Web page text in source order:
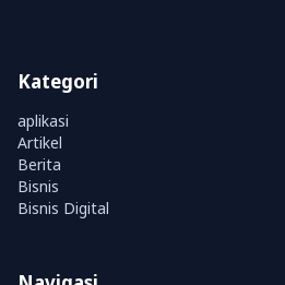
Kategori
aplikasi
Artikel
Berita
Bisnis
Bisnis Digital